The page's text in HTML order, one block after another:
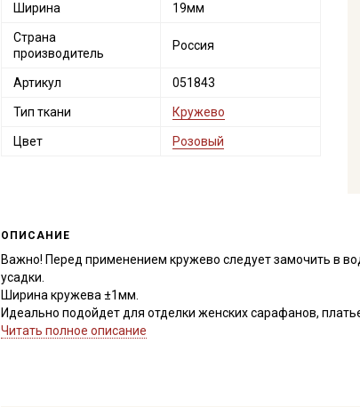
Ширина 19мм
Страна
производитель
Россия
Артикул 051843
Тип ткани Кружево
Цвет Розовый
ОПИСАНИЕ
Важно! Перед применением кружево следует замочить в
усадки.
Ширина кружева ±1мм.
Идеально подойдет для отделки женских сарафанов,
В интерьере можно использовать для украшения
Читать полное описание